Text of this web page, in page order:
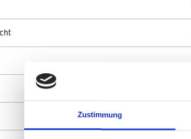
Zustimmung